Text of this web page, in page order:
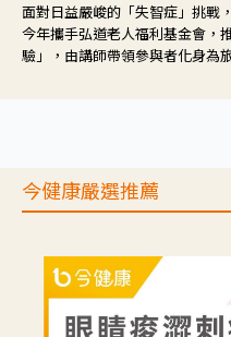
面對日益嚴峻的「失智症」挑戰
今年攜手弘道老人福利基金會，推動關懷計畫。
驗」，由講師帶領參與者化身為
今健康嚴選推薦